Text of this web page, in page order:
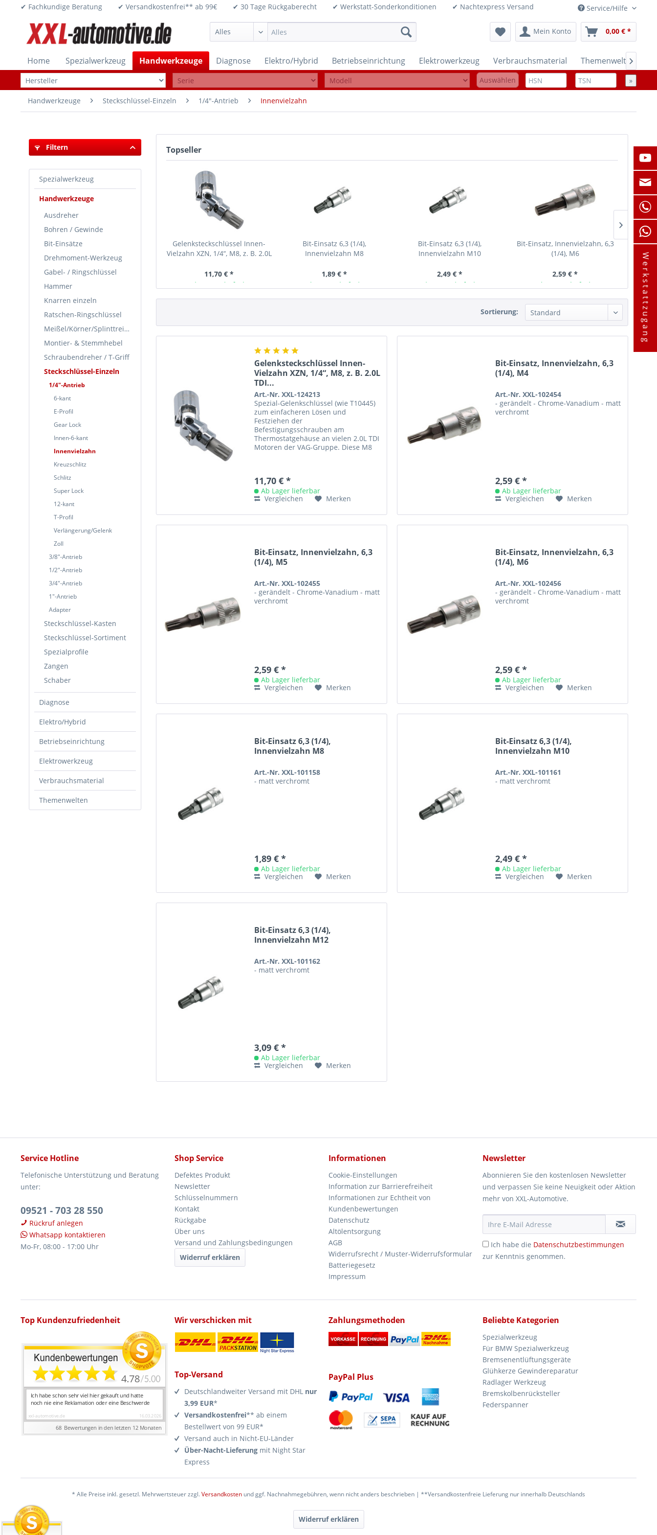
✔ Fachkundige Beratung ✔ Versandkostenfrei** ab 99€ ✔ 30 Tage Rückgaberecht ✔ Werkstatt-Sonderkonditionen ✔ Nachtexpress Versand Service/Hilfe
Mein Konto 0,00 € *
Home Spezialwerkzeug Handwerkzeuge Diagnose Elektro/Hybrid Betriebseinrichtung Elektrowerkzeug Verbrauchsmaterial Themenwelten

Auswählen »
Handwerkzeuge Steckschlüssel-Einzeln 1/4"-Antrieb Innenvielzahn
Filtern
Spezialwerkzeug
Handwerkzeuge
Ausdreher
Bohren / Gewinde
Bit-Einsätze
Drehmoment-Werkzeug
Gabel- / Ringschlüssel
Hammer
Knarren einzeln
Ratschen-Ringschlüssel
Meißel/Körner/Splinttreiber
Montier- & Stemmhebel
Schraubendreher / T-Griff
Steckschlüssel-Einzeln
1/4"-Antrieb
6-kant
E-Profil
Gear Lock
Innen-6-kant
Innenvielzahn
Kreuzschlitz
Schlitz
Super Lock
12-kant
T-Profil
Verlängerung/Gelenk
Zoll
3/8"-Antrieb
1/2"-Antrieb
3/4"-Antrieb
1"-Antrieb
Adapter
Steckschlüssel-Kasten
Steckschlüssel-Sortiment
Spezialprofile
Zangen
Schaber
Diagnose
Elektro/Hybrid
Betriebseinrichtung
Elektrowerkzeug
Verbrauchsmaterial
Themenwelten
Topseller
Gelenksteckschlüssel Innen-
Vielzahn XZN, 1/4“, M8, z. B. 2.0L
11,70 € *
Ab Lager lieferbar
Bit-Einsatz 6,3 (1/4),
Innenvielzahn M8
1,89 € *
Ab Lager lieferbar
Bit-Einsatz 6,3 (1/4),
Innenvielzahn M10
2,49 € *
Ab Lager lieferbar
Bit-Einsatz, Innenvielzahn, 6,3
(1/4), M6
2,59 € *
Ab Lager lieferbar
Sortierung:
Gelenksteckschlüssel Innen-
Vielzahn XZN, 1/4“, M8, z. B. 2.0L
TDI...
Art.-Nr. XXL-124213
Spezial-Gelenkschlüssel (wie T10445)
zum einfacheren Lösen und
Festziehen der
Befestigungsschrauben am
Thermostatgehäuse an vielen 2.0L TDI
Motoren der VAG-Gruppe. Diese M8
11,70 € *
Ab Lager lieferbar
Vergleichen
Merken
Bit-Einsatz, Innenvielzahn, 6,3
(1/4), M4
Art.-Nr. XXL-102454
- gerändelt - Chrome-Vanadium - matt
verchromt
2,59 € *
Ab Lager lieferbar
Vergleichen
Merken
Bit-Einsatz, Innenvielzahn, 6,3
(1/4), M5
Art.-Nr. XXL-102455
- gerändelt - Chrome-Vanadium - matt
verchromt
2,59 € *
Ab Lager lieferbar
Vergleichen
Merken
Bit-Einsatz, Innenvielzahn, 6,3
(1/4), M6
Art.-Nr. XXL-102456
- gerändelt - Chrome-Vanadium - matt
verchromt
2,59 € *
Ab Lager lieferbar
Vergleichen
Merken
Bit-Einsatz 6,3 (1/4),
Innenvielzahn M8
Art.-Nr. XXL-101158
- matt verchromt
1,89 € *
Ab Lager lieferbar
Vergleichen
Merken
Bit-Einsatz 6,3 (1/4),
Innenvielzahn M10
Art.-Nr. XXL-101161
- matt verchromt
2,49 € *
Ab Lager lieferbar
Vergleichen
Merken
Bit-Einsatz 6,3 (1/4),
Innenvielzahn M12
Art.-Nr. XXL-101162
- matt verchromt
3,09 € *
Ab Lager lieferbar
Vergleichen
Merken
Service Hotline
Telefonische Unterstützung und Beratung
unter:
09521 - 703 28 550
Rückruf anlegen
Whatsapp kontaktieren
Mo-Fr, 08:00 - 17:00 Uhr
Shop Service
Defektes Produkt
Newsletter
Schlüsselnummern
Kontakt
Rückgabe
Über uns
Versand und Zahlungsbedingungen
Widerruf erklären
Informationen
Cookie-Einstellungen
Information zur Barrierefreiheit
Informationen zur Echtheit von
Kundenbewertungen
Datenschutz
Altölentsorgung
AGB
Widerrufsrecht / Muster-Widerrufsformular
Batteriegesetz
Impressum
Newsletter
Abonnieren Sie den kostenlosen Newsletter
und verpassen Sie keine Neuigkeit oder Aktion
mehr von XXL-Automotive.
Ich habe die Datenschutzbestimmungen
zur Kenntnis genommen.
Top Kundenzufriedenheit Wir verschicken mit
Top-Versand
Deutschlandweiter Versand mit DHL nur
3,99 EUR*
Versandkostenfrei** ab einem
Bestellwert von 99 EUR*
Versand auch in Nicht-EU-Länder
Über-Nacht-Lieferung mit Night Star
Express
Zahlungsmethoden
PayPal Plus
Beliebte Kategorien
Spezialwerkzeug
Für BMW Spezialwerkzeug
Bremsenentlüftungsgeräte
Glühkerze Gewindereparatur
Radlager Werkzeug
Bremskolbenrücksteller
Federspanner
* Alle Preise inkl. gesetzl. Mehrwertsteuer zzgl.Versandkosten und ggf. Nachnahmegebühren, wenn nicht anders beschrieben | **Versandkostenfreie Lieferung nur innerhalb Deutschlands
Widerruf erklären
Werkstattzugang